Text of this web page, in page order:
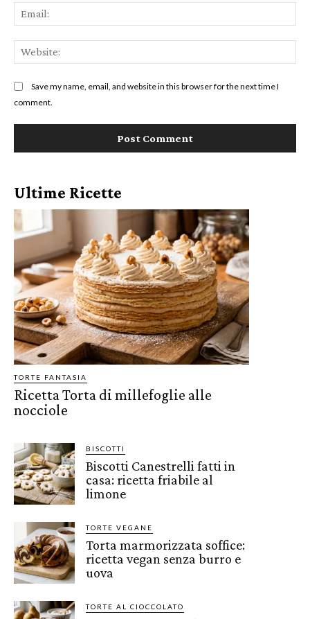
Save my name, email, and website in this browser for the next time I
comment.
Ultime Ricette
TORTE FANTASIA
Ricetta Torta di millefoglie alle
nocciole
BISCOTTI
Biscotti Canestrelli fatti in
casa: ricetta friabile al
limone
TORTE VEGANE
Torta marmorizzata soffice:
ricetta vegan senza burro e
uova
TORTE AL CIOCCOLATO